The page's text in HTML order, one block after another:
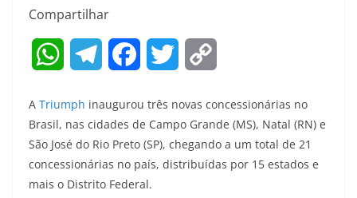
Compartilhar
W
a
t
s
l
e
g
c
e
b
t
p
y
A Triumph inaugurou três novas concessionárias no
Brasil, nas cidades de Campo Grande (MS), Natal (RN) e
São José do Rio Preto (SP), chegando a um total de 21
concessionárias no país, distribuídas por 15 estados e
mais o Distrito Federal.